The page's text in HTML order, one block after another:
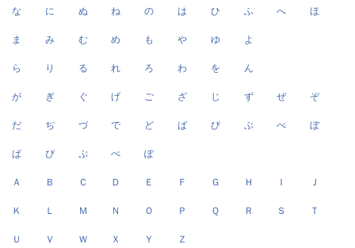
な に ぬ ね の は ひ ふ へ ほ
ま み む め も や ゆ よ
ら り る れ ろ わ を ん
が ぎ ぐ げ ご ざ じ ず ぜ ぞ
だ ぢ づ で ど ば び ぶ べ ぼ
ぱ ぴ ぷ ぺ ぽ
Ａ Ｂ Ｃ Ｄ Ｅ Ｆ Ｇ Ｈ Ｉ Ｊ
Ｋ Ｌ Ｍ Ｎ Ｏ Ｐ Ｑ Ｒ Ｓ Ｔ
Ｕ Ｖ Ｗ Ｘ Ｙ Ｚ